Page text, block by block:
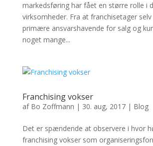
markedsføring har fået en større rolle i
virksomheder. Fra at franchisetager selv
primære ansvarshavende for salg og
noget mange...
Franchising vokser
af Bo Zoffmann | 30. aug, 2017| Blog
Det er spændende at observere i hvor
franchising vokser som